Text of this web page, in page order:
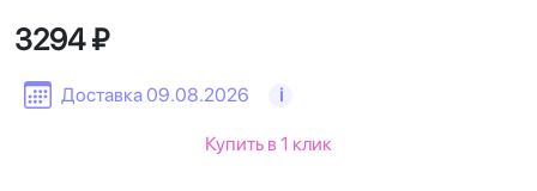
Доставка 09.08.2026 i
3294 ₽
Купить в 1 клик